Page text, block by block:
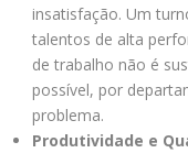
insatisfação. Um
talentos de alta
de trabalho não é
possível, por
problema.
Produtividade e